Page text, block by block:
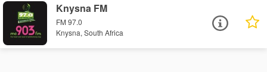
Knysna FM
FM 97.0
Knysna, South Africa